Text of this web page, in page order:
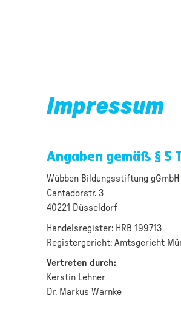
Impressum
Angaben gemäß § 5
Wübben Bildungsstiftung gGmbH
Cantadorstr. 3
40221 Düsseldorf
Handelsregister: HRB 199713
Registergericht: Amtsgericht
Vertreten durch:
Kerstin Lehner
Dr. Markus Warnke